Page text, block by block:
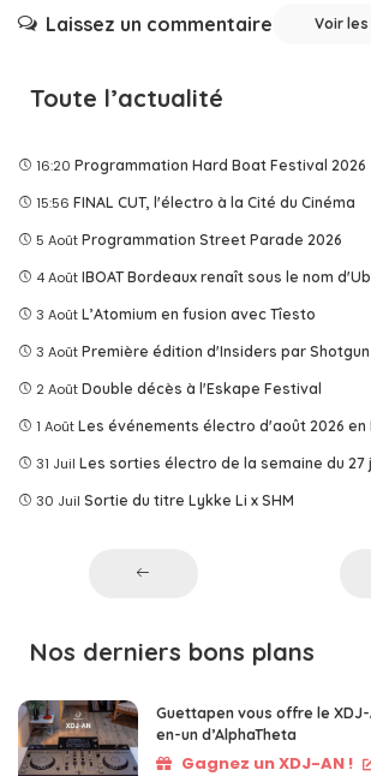
Laissez un commentaire Voir
Toute l’actualité
16:20 Programmation Hard Boat Festival 2026
15:56 FINAL CUT, l'électro à la Cité du Cinéma
5 Août Programmation Street Parade 2026
4 Août IBOAT Bordeaux renaît sous le nom
3 Août L’Atomium en fusion avec Tîesto
3 Août Première édition d'Insiders par Shotgun
2 Août Double décès à l'Eskape Festival
1 Août Les événements électro d'août 2026 en
31 Juil Les sorties électro de la semaine du 27
30 Juil Sortie du titre Lykke Li x SHM
Nos derniers bons plans
Guettapen vous offre le
en-un d’AlphaTheta
Gagnez un XDJ-AN !